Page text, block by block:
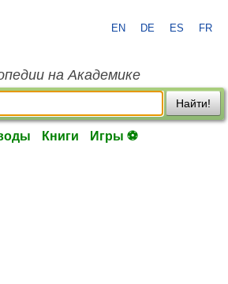
EN DE ES FR
на Академике
Найти!
Книги Игры ⚽